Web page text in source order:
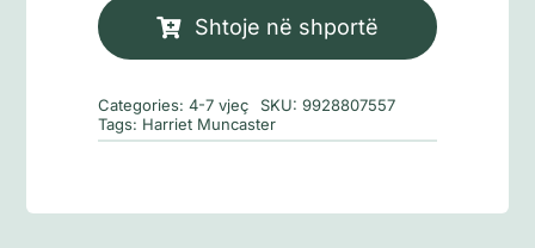
Mun
Shkon
Kamping
Shtoje në shportë
Categories:4-7 vjeç SKU:9928807557
Tags: Harriet Muncaster